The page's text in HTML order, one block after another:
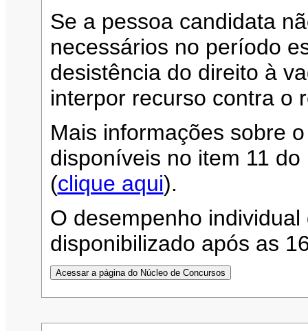
Se a pessoa candidata
necessários no período
desistência do direito à
interpor recurso contra o
Mais informações sobre
disponíveis no item 11
(clique aqui).
O desempenho
disponibilizado após as